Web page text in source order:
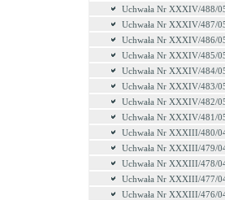
Uchwała Nr XXXIV/488/
Uchwała Nr XXXIV/487/
Uchwała Nr XXXIV/486/
Uchwała Nr XXXIV/485/
Uchwała Nr XXXIV/484/
Uchwała Nr XXXIV/483/
Uchwała Nr XXXIV/482/
Uchwała Nr XXXIV/481/
Uchwała Nr XXXIII/480/
Uchwała Nr XXXIII/479/
Uchwała Nr XXXIII/478/
Uchwała Nr XXXIII/477/
Uchwała Nr XXXIII/476/